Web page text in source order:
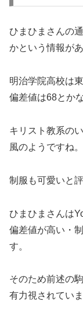
ひまひまさんの
かという情報があ
明治学院高校は
偏差値は68とか
キリスト教系の
風のようですね。
制服も可愛いと
ひまひまさんは
偏差値が高い・
す。
そのため前述の
有力視されていま